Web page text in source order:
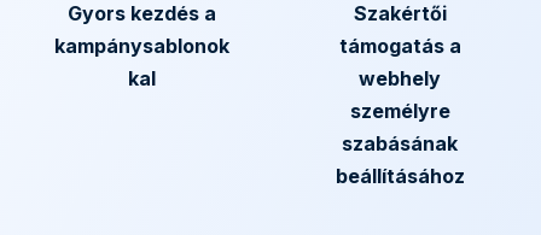
Gyors kezdés a
kampánysablonok
kal
Szakértői
támogatás a
webhely
személyre
szabásának
beállításához